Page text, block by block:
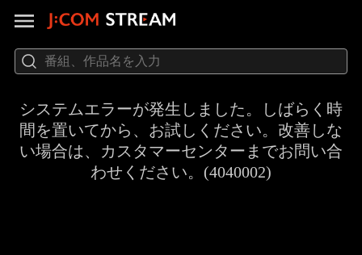
システムエラーが発生しました。しばらく時
間を置いてから、お試しください。改善しな
い場合は、カスタマーセンターまでお問い合
わせください。(4040002)